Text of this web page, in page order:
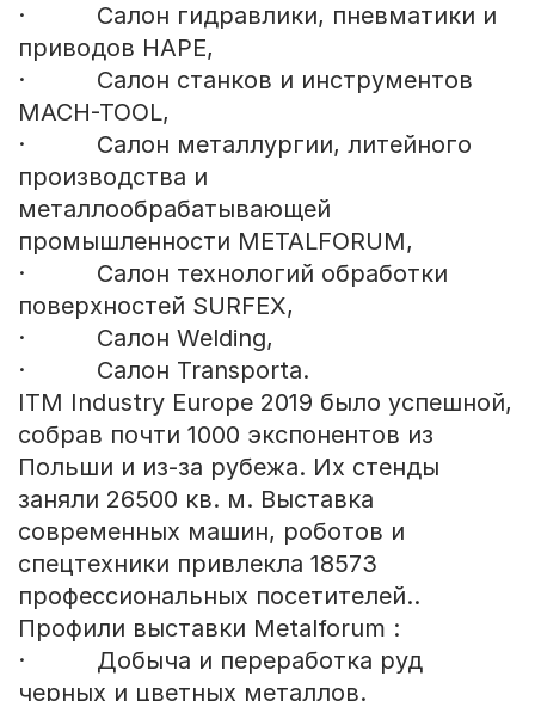
· Салон гидравлики, пневматики и
приводов HAPE,
· Салон станков и инструментов
MACH-TOOL,
· Салон металлургии, литейного
производства и
металлообрабатывающей
промышленности METALFORUM,
· Салон технологий обработки
поверхностей SURFEX,
· Салон Welding,
· Салон Transporta.
ITM Industry Europe 2019 было успешной,
собрав почти 1000 экспонентов из
Польши и из-за рубежа. Их стенды
заняли 26500 кв. м. Выставка
современных машин, роботов и
спецтехники привлекла 18573
профессиональных посетителей..
Профили выставки Metalforum :
· Добыча и переработка руд
черных и цветных металлов.